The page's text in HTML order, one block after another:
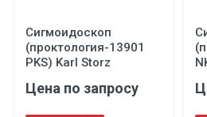
Сигмоидоскоп
(проктология-13901
PKS) Karl Storz
Цена по запросу